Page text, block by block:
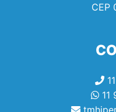
CEP
11